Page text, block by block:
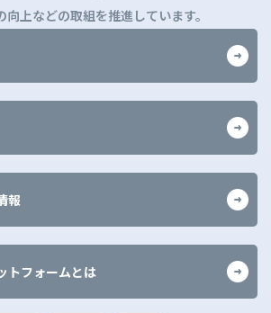
上などの取組を推進しています。
報
トフォームとは